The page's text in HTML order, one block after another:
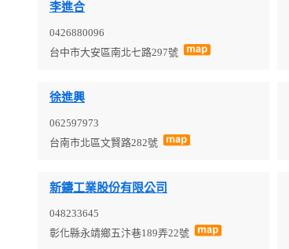
李進合
0426880096
台中市大安區南北七路297號
徐進興
062597973
台南市北區文賢路282號
新鑄工業股份有限公司
048233645
彰化縣永靖鄉五汴巷189弄22號